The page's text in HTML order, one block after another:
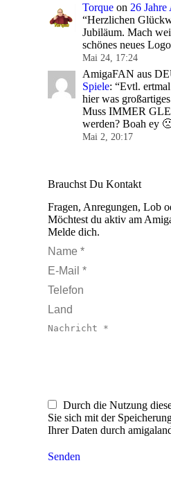
Torque on 26
“Herzlichen
Jubiläum. Mach
schönes neues
Mai 24, 17:24
AmigaFAN aus
Spiele: “Evtl.
hier was
Muss IMMER
werden? Boah ey
Mai 2, 20:17
Brauchst Du Kontakt
Fragen, Anregungen, Lob
Möchtest du aktiv am
Melde dich.
Name *
E-Mail *
Telefon
Land
Nachricht *
Durch die Nutzung
Sie sich mit der
Ihrer Daten durch
Senden